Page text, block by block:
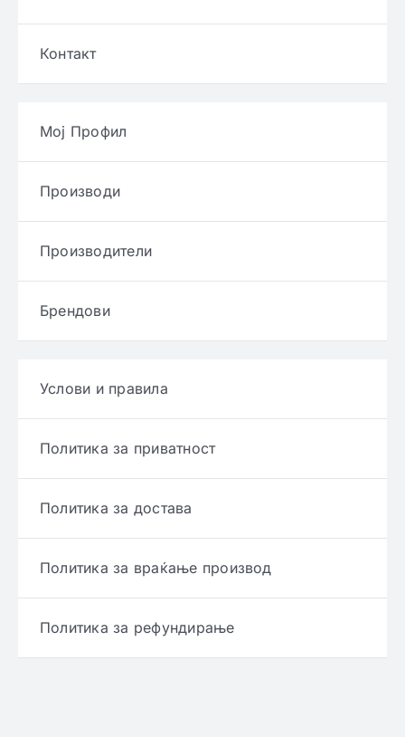
Контакт
Мој Профил
Производи
Производители
Брендови
Услови и правила
Политика за приватност
Политика за достава
Политика за враќање производ
Политика за рефундирање